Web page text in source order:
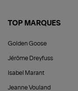
TOP MARQUES
Golden Goose
Jérôme Dreyfuss
Isabel Marant
Jeanne Vouland